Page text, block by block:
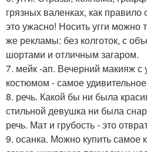
грязных валенках, как
это ужасно! Носить угги можно
же рекламы: без колготок, с
шортами и отличным загаром.
7. мейк -ап. Вечерний макияж с
костюмом - самое
8. речь. Какой бы ни была
стильной девушка ни была
речь. Мат и грубость - это
9. осанка. Можно купить самое